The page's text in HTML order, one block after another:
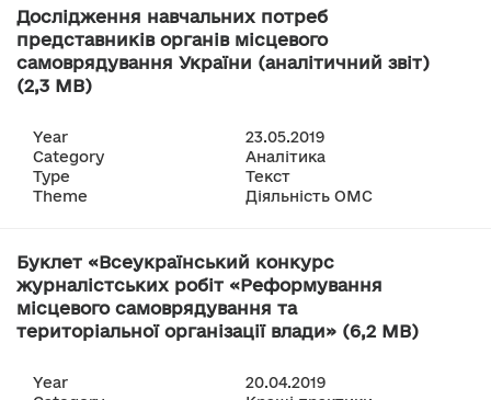
Дослідження навчальних потреб
представників органів місцевого
самоврядування України (аналітичний звіт)
(2,3 MB)
Year
23.05.2019
Category
Аналітика
Type
Текст
Theme
Діяльність ОМС
Буклет «Всеукраїнський конкурс
журналістських робіт «Реформування
місцевого самоврядування та
територіальної організації влади» (6,2 MB)
Year
20.04.2019